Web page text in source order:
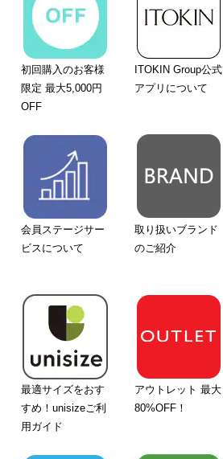
初回購入のお客様
限定 最大5,000円
OFF
ITOKIN Group公式
アプリについて
会員ステージサー
ビスについて
取り扱いブランド
のご紹介
最適サイズをおす
すめ！unisizeご利
用ガイド
アウトレット 最大
80%OFF！